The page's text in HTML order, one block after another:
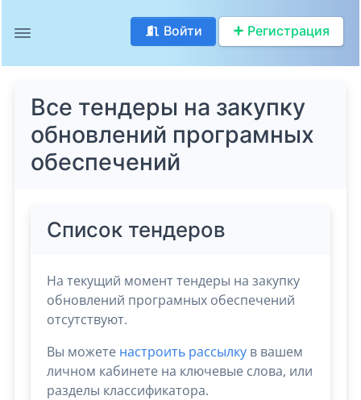
Войти Регистрация
Все тендеры на закупку
обновлений програмных
обеспечений
Список тендеров
На текущий момент тендеры на закупку
обновлений програмных обеспечений
отсутствуют.
Вы можете настроить рассылку в вашем
личном кабинете на ключевые слова, или
разделы классификатора.